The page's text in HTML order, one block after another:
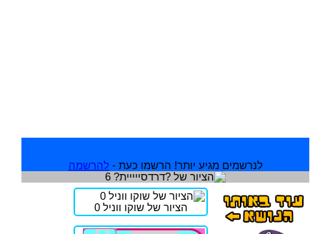
לנרשמים מגיע יותר! הרשמו כעת - להרשמה
הציור של שוקו ווניל 0